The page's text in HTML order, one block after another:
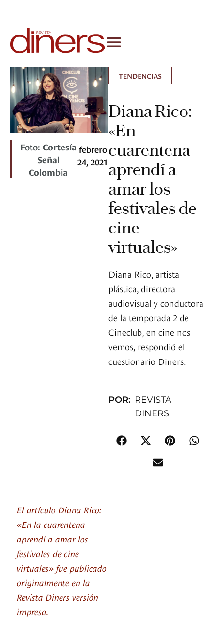
Foto: Cortesía
Señal
Colombia
febrero
24, 2021
TENDENCIAS
Diana Rico:
«En
cuarentena
aprendí a
amar los
festivales de
cine
virtuales»
Diana Rico, artista
plástica, directora
audiovisual y conductora
de la temporada 2 de
Cineclub, en cine nos
vemos, respondió el
cuestionario Diners.
POR: REVISTA
DINERS
El artículo Diana Rico:
«En la cuarentena
aprendí a amar los
festivales de cine
virtuales» fue publicado
originalmente en la
Revista Diners versión
impresa.